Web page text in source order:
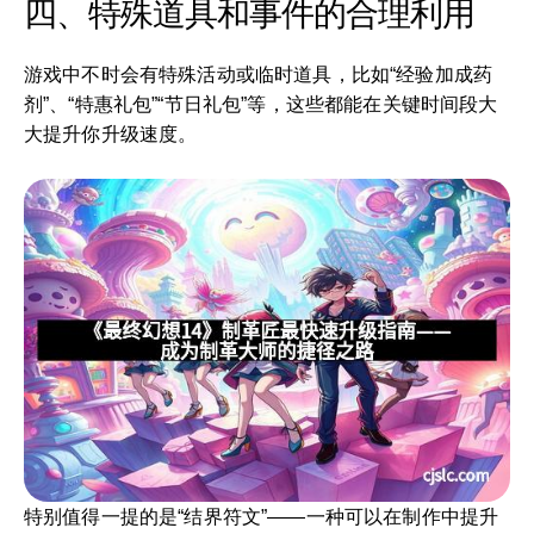
四、特殊道具和事件的合理利用
游戏中不时会有特殊活动或临时道具，比如“经验加成药
剂”、“特惠礼包”“节日礼包”等，这些都能在关键时间段大
大提升你升级速度。
特别值得一提的是“结界符文”——一种可以在制作中提升